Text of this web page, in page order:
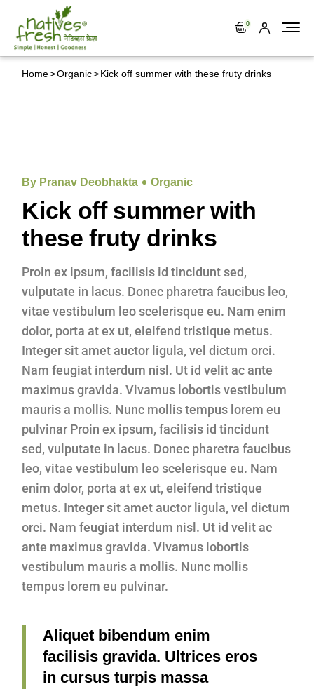
0
Home Organic Kick off summer with these fruty drinks
By Pranav Deobhakta Organic
Kick off summer with
these fruty drinks
Proin ex ipsum, facilisis id tincidunt sed,
vulputate in lacus. Donec pharetra faucibus leo,
vitae vestibulum leo scelerisque eu. Nam enim
dolor, porta at ex ut, eleifend tristique metus.
Integer sit amet auctor ligula, vel dictum orci.
Nam feugiat interdum nisl. Ut id velit ac ante
maximus gravida. Vivamus lobortis vestibulum
mauris a mollis. Nunc mollis tempus lorem eu
pulvinar Proin ex ipsum, facilisis id tincidunt
sed, vulputate in lacus. Donec pharetra faucibus
leo, vitae vestibulum leo scelerisque eu. Nam
enim dolor, porta at ex ut, eleifend tristique
metus. Integer sit amet auctor ligula, vel dictum
orci. Nam feugiat interdum nisl. Ut id velit ac
ante maximus gravida. Vivamus lobortis
vestibulum mauris a mollis. Nunc mollis
tempus lorem eu pulvinar.
Aliquet bibendum enim
facilisis gravida. Ultrices eros
in cursus turpis massa